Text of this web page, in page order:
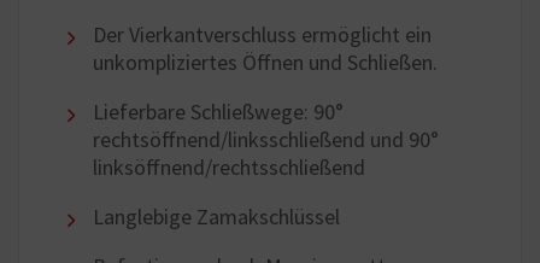
Der Vierkantverschluss ermöglicht ein
unkompliziertes Öffnen und Schließen.
Lieferbare Schließwege: 90°
rechtsöffnend/linksschließend und 90°
linksöffnend/rechtsschließend
Langlebige Zamakschlüssel